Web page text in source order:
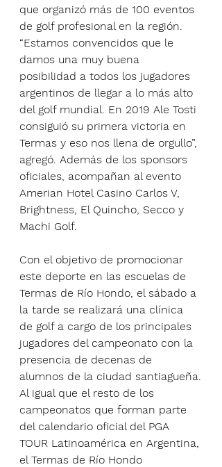
que organizó más de 100 eventos
de golf profesional en la región.
“Estamos convencidos que le
damos una muy buena
posibilidad a todos los jugadores
argentinos de llegar a lo más alto
del golf mundial. En 2019 Ale Tosti
consiguió su primera victoria en
Termas y eso nos llena de orgullo”,
agregó. Además de los sponsors
oficiales, acompañan al evento
Amerian Hotel Casino Carlos V,
Brightness, El Quincho, Secco y
Machi Golf.
Con el objetivo de promocionar
este deporte en las escuelas de
Termas de Río Hondo, el sábado a
la tarde se realizará una clínica
de golf a cargo de los principales
jugadores del campeonato con la
presencia de decenas de
alumnos de la ciudad santiagueña.
Al igual que el resto de los
campeonatos que forman parte
del calendario oficial del PGA
TOUR Latinoamérica en Argentina,
el Termas de Río Hondo